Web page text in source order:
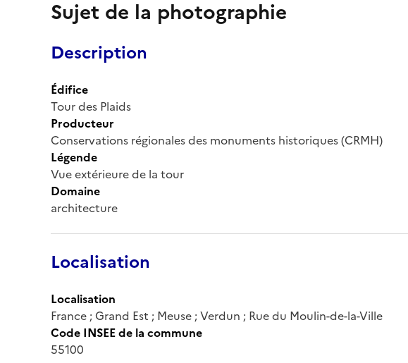
Sujet de la photographie
Description
Édifice
Tour des Plaids
Producteur
Conservations régionales des monuments historiques (CRMH)
Légende
Vue extérieure de la tour
Domaine
architecture
Localisation
Localisation
France ; Grand Est ; Meuse ; Verdun ; Rue du Moulin-de-la-Ville
Code INSEE de la commune
55100